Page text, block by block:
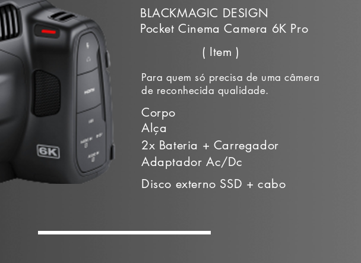
BLACKMAGIC DESIGN
Pocket Cinema Camera 6K Pro
( Item )
Para quem só precisa de uma câmera
de reconhecida qualidade.
Corpo
Alça
2x Bateria + Carregador
Adaptador Ac/Dc
Disco externo SSD + cabo